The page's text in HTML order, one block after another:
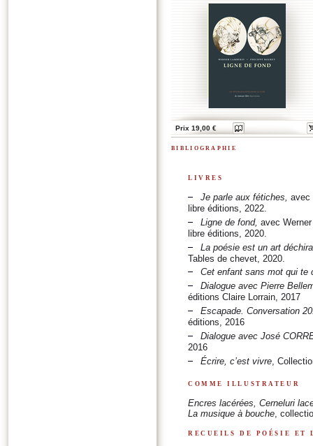
Prix 19,00 €
bibliographie
livres
Je parle aux fétiches, avec
libre éditions, 2022.
Ligne de fond, avec
libre éditions, 2020.
La poésie est un art
Tables de chevet, 2020.
Cet enfant sans mot qui te
Dialogue avec Pierre
éditions Claire Lorrain, 2017
Escapade. Conversation
éditions, 2016
Dialogue avec José
2016
Écrire, c’est vivre ,
comme illustrateur
Encres lacérées, Cerneluri
La musique à bouche,
recueils de poésie